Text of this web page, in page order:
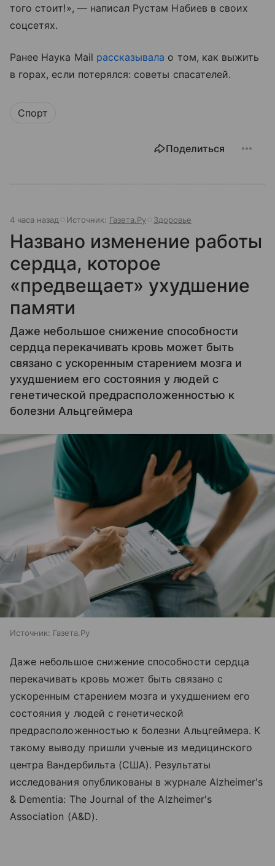
того стоит!», — написал Рустам Набиев в своих
соцсетях.
Ранее Наука Mail рассказывала о том, как выжить
в горах, если потерялся: советы спасателей.
Спорт
Поделиться
4 часа назад Источник: Газета.Ру Здоровье
Названо изменение работы
сердца, которое
«предвещает» ухудшение
памяти
Даже небольшое снижение способности
сердца перекачивать кровь может быть
связано с ускоренным старением мозга и
ухудшением его состояния у людей с
генетической предрасположенностью к
болезни Альцгеймера
Источник: Газета.Ру
Даже небольшое снижение способности сердца
перекачивать кровь может быть связано с
ускоренным старением мозга и ухудшением его
состояния у людей с генетической
предрасположенностью к болезни Альцгеймера. К
такому выводу пришли ученые из медицинского
центра Вандербильта (США). Результаты
исследования опубликованы в журнале Alzheimer's
& Dementia: The Journal of the Alzheimer's
Association (A&D).